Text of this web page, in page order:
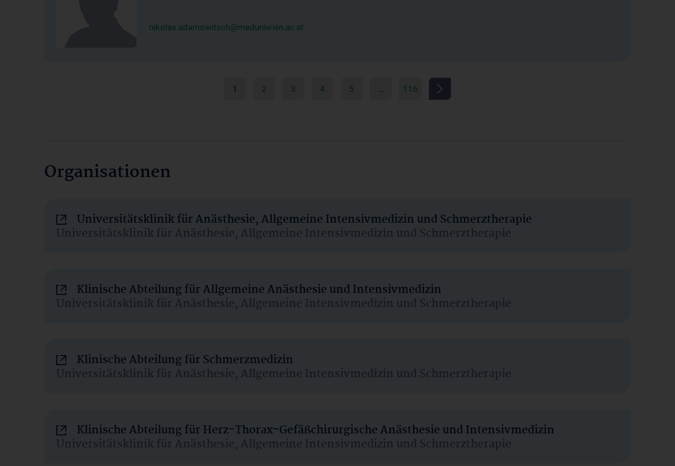
nikolas.adamowitsch@meduniwien.ac.at
1 2 3 4 5 … 116
Organisationen
Universitätsklinik für Anästhesie, Allgemeine Intensivmedizin und Schmerztherapie
Universitätsklinik für Anästhesie, Allgemeine Intensivmedizin und Schmerztherapie
Klinische Abteilung für Allgemeine Anästhesie und Intensivmedizin
Universitätsklinik für Anästhesie, Allgemeine Intensivmedizin und Schmerztherapie
Klinische Abteilung für Schmerzmedizin
Universitätsklinik für Anästhesie, Allgemeine Intensivmedizin und Schmerztherapie
Klinische Abteilung für Herz-Thorax-Gefäßchirurgische Anästhesie und Intensivmedizin
Universitätsklinik für Anästhesie, Allgemeine Intensivmedizin und Schmerztherapie